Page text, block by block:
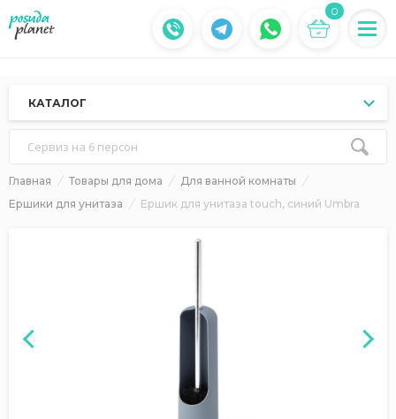
0
КАТАЛОГ
Сервиз на 6 персон
Главная Товары для дома
Для ванной комнаты
Ершики для унитаза
Ершик для унитаза touch, синий Umbra